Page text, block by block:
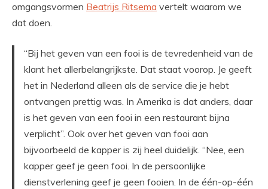
omgangsvormen Beatrijs Ritsema vertelt waarom we
dat doen.
“Bij het geven van een fooi is de tevredenheid van de
klant het allerbelangrijkste. Dat staat voorop. Je geeft
het in Nederland alleen als de service die je hebt
ontvangen prettig was. In Amerika is dat anders, daar
is het geven van een fooi in een restaurant bijna
verplicht”. Ook over het geven van fooi aan
bijvoorbeeld de kapper is zij heel duidelijk. “Nee, een
kapper geef je geen fooi. In de persoonlijke
dienstverlening geef je geen fooien. In de één-op-één